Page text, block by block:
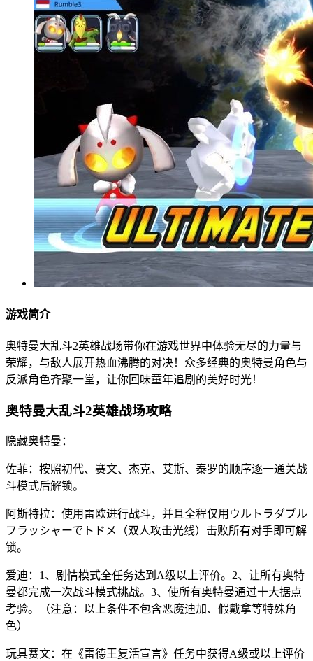
游戏简介
奥特曼大乱斗2英雄战场带你在游戏世界中体验无尽的力量与
荣耀，与敌人展开热血沸腾的对决！众多经典的奥特曼角色与
反派角色齐聚一堂，让你回味童年追剧的美好时光！
奥特曼大乱斗2英雄战场攻略
隐藏奥特曼：
佐菲：按照初代、赛文、杰克、艾斯、泰罗的顺序逐一通关战
斗模式后解锁。
阿斯特拉：使用雷欧进行战斗，并且全程仅用ウルトラダブル
フラッシャーでトドメ（双人攻击光线）击败所有对手即可解
锁。
爱迪：1、剧情模式全任务达到A级以上评价。2、让所有奥特
曼都完成一次战斗模式挑战。3、使所有奥特曼通过十大据点
考验。（注意：以上条件不包含恶魔迪加、假戴拿等特殊角
色）
玩具赛文：在《雷德王复活宣言》任务中获得A级或以上评价